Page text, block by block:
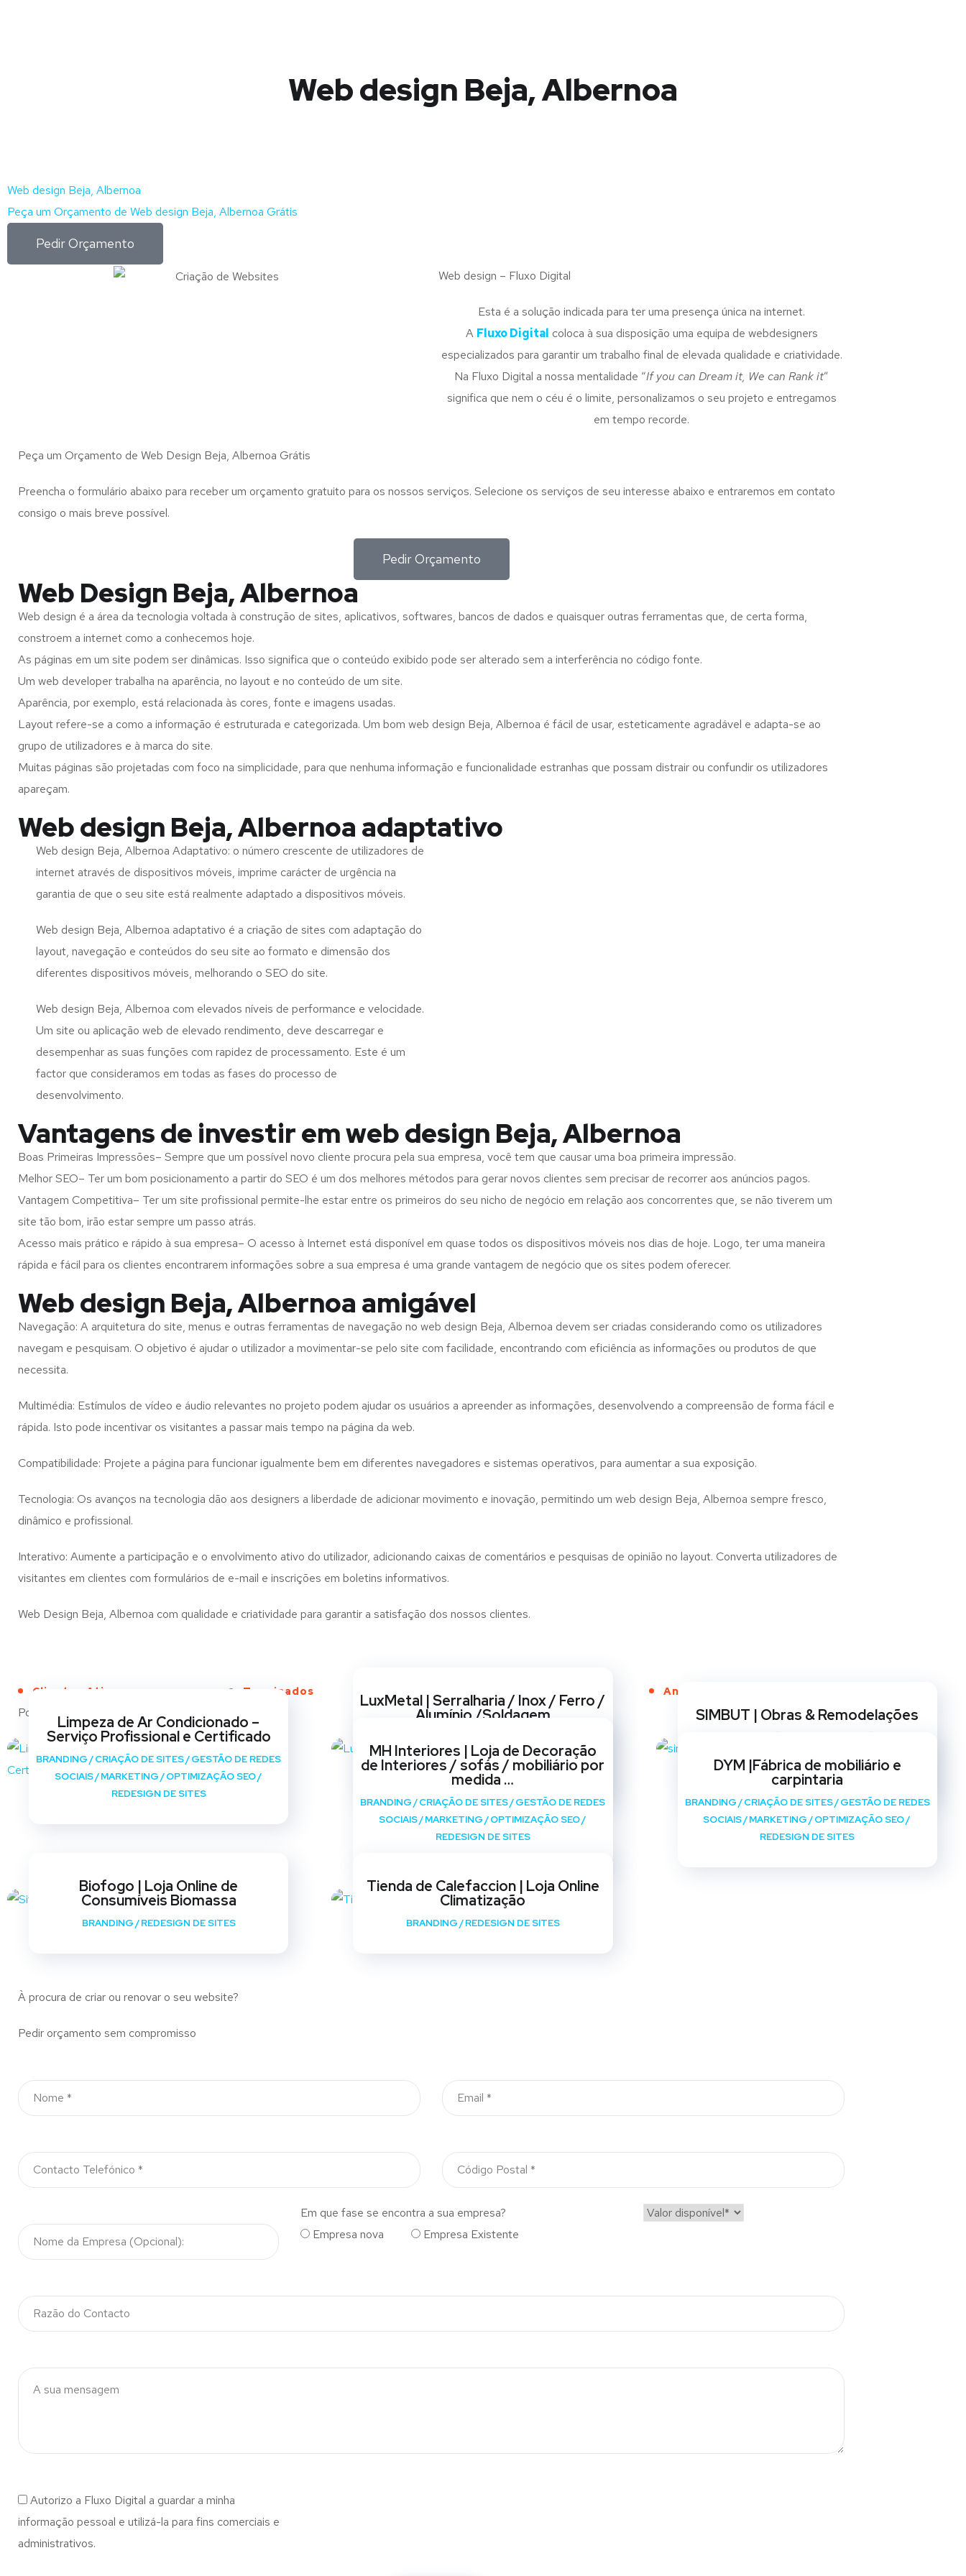
Web design Beja, Albernoa
Web design Beja, Albernoa
Peça um Orçamento de Web design Beja, Albernoa Grátis
Pedir Orçamento
Web design – Fluxo Digital
Esta é a solução indicada para ter uma presença única na internet.
A Fluxo Digital coloca à sua disposição uma equipa de webdesigners
especializados para garantir um trabalho final de elevada qualidade e criatividade.
Na Fluxo Digital a nossa mentalidade “If you can Dream it, We can Rank it”
significa que nem o céu é o limite, personalizamos o seu projeto e entregamos
em tempo recorde.
Peça um Orçamento de Web Design Beja, Albernoa Grátis
Preencha o formulário abaixo para receber um orçamento gratuito para os nossos serviços. Selecione os serviços de seu interesse abaixo e entraremos em contato
consigo o mais breve possível.
Pedir Orçamento
Web Design Beja, Albernoa
Web design é a área da tecnologia voltada à construção de sites, aplicativos, softwares, bancos de dados e quaisquer outras ferramentas que, de certa forma,
constroem a internet como a conhecemos hoje.
As páginas em um site podem ser dinâmicas. Isso significa que o conteúdo exibido pode ser alterado sem a interferência no código fonte.
Um web developer trabalha na aparência, no layout e no conteúdo de um site.
Aparência, por exemplo, está relacionada às cores, fonte e imagens usadas.
Layout refere-se a como a informação é estruturada e categorizada. Um bom web design Beja, Albernoa é fácil de usar, esteticamente agradável e adapta-se ao
grupo de utilizadores e à marca do site.
Muitas páginas são projetadas com foco na simplicidade, para que nenhuma informação e funcionalidade estranhas que possam distrair ou confundir os utilizadores
apareçam.
Web design Beja, Albernoa adaptativo
Web design Beja, Albernoa Adaptativo: o número crescente de utilizadores de
internet através de dispositivos móveis, imprime carácter de urgência na
garantia de que o seu site está realmente adaptado a dispositivos móveis.
Web design Beja, Albernoa adaptativo é a criação de sites com adaptação do
layout, navegação e conteúdos do seu site ao formato e dimensão dos
diferentes dispositivos móveis, melhorando o SEO do site.
Web design Beja, Albernoa com elevados níveis de performance e velocidade.
Um site ou aplicação web de elevado rendimento, deve descarregar e
desempenhar as suas funções com rapidez de processamento. Este é um
factor que consideramos em todas as fases do processo de
desenvolvimento.
Vantagens de investir em web design Beja, Albernoa
Boas Primeiras Impressões– Sempre que um possível novo cliente procura pela sua empresa, você tem que causar uma boa primeira impressão.
Melhor SEO– Ter um bom posicionamento a partir do SEO é um dos melhores métodos para gerar novos clientes sem precisar de recorrer aos anúncios pagos.
Vantagem Competitiva– Ter um site profissional permite-lhe estar entre os primeiros do seu nicho de negócio em relação aos concorrentes que, se não tiverem um
site tão bom, irão estar sempre um passo atrás.
Acesso mais prático e rápido à sua empresa– O acesso à Internet está disponível em quase todos os dispositivos móveis nos dias de hoje. Logo, ter uma maneira
rápida e fácil para os clientes encontrarem informações sobre a sua empresa é uma grande vantagem de negócio que os sites podem oferecer.
Web design Beja, Albernoa amigável
Navegação: A arquitetura do site, menus e outras ferramentas de navegação no web design Beja, Albernoa devem ser criadas considerando como os utilizadores
navegam e pesquisam. O objetivo é ajudar o utilizador a movimentar-se pelo site com facilidade, encontrando com eficiência as informações ou produtos de que
necessita.
Multimédia: Estímulos de vídeo e áudio relevantes no projeto podem ajudar os usuários a apreender as informações, desenvolvendo a compreensão de forma fácil e
rápida. Isto pode incentivar os visitantes a passar mais tempo na página da web.
Compatibilidade: Projete a página para funcionar igualmente bem em diferentes navegadores e sistemas operativos, para aumentar a sua exposição.
Tecnologia: Os avanços na tecnologia dão aos designers a liberdade de adicionar movimento e inovação, permitindo um web design Beja, Albernoa sempre fresco,
dinâmico e profissional.
Interativo: Aumente a participação e o envolvimento ativo do utilizador, adicionando caixas de comentários e pesquisas de opinião no layout. Converta utilizadores de
visitantes em clientes com formulários de e-mail e inscrições em boletins informativos.
Web Design Beja, Albernoa com qualidade e criatividade para garantir a satisfação dos nossos clientes.
Clientes Ativos Terminados Anos de Serviço
Portfólio
Limpeza de Ar Condicionado –
Serviço Profissional e Certificado
BRANDING/CRIAÇÃO DE SITES/GESTÃO DE REDES
SOCIAIS/MARKETING/OPTIMIZAÇÃO SEO/
REDESIGN DE SITES
LuxMetal | Serralharia / Inox / Ferro /
Alumínio /Soldagem
SOCIAIS/ MARKETING/OPTIMIZAÇÃO SEO/
REDESIGN DE SITES
SIMBUT | Obras & Remodelações
REDESIGN DE SITES
MH Interiores | Loja de Decoração
de Interiores / sofás / mobiliário por
medida …
BRANDING /CRIAÇÃO DE SITES/GESTÃO DE REDES
SOCIAIS/MARKETING/OPTIMIZAÇÃO SEO/
REDESIGN DE SITES
DYM |Fábrica de mobiliário e
carpintaria
BRANDING/CRIAÇÃO DE SITES/GESTÃO DE REDES
SOCIAIS/MARKETING/OPTIMIZAÇÃO SEO/
REDESIGN DE SITES
Biofogo | Loja Online de
Consumíveis Biomassa
BRANDING/REDESIGN DE SITES
Tienda de Calefaccion | Loja Online
Climatização
BRANDING/REDESIGN DE SITES
À procura de criar ou renovar o seu website?
Pedir orçamento sem compromisso
Em que fase se encontra a sua empresa?
Empresa nova
Empresa Existente
Autorizo a Fluxo Digital a guardar a minha
informação pessoal e utilizá-la para fins comerciais e
administrativos.